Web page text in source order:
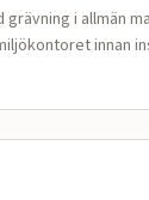
i allmän
innan